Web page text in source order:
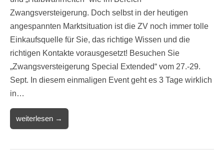
Zwangsversteigerung. Doch selbst in der heutigen
angespannten Marktsituation ist die ZV noch immer tolle
Einkaufsquelle für Sie, das richtige Wissen und die
richtigen Kontakte vorausgesetzt! Besuchen Sie
„Zwangsversteigerung Special Extended“ vom 27.-29.
Sept. In diesem einmaligen Event geht es 3 Tage wirklich
in…
weiterlesen →